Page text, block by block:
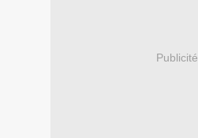
Publicité